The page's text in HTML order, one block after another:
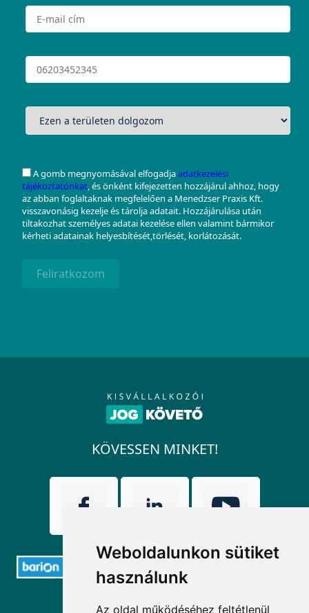
Weboldalunkon sütiket
használunk
Az oldal működéséhez feltétlenül
A gomb megnyomásával elfogadjaadatkezelési
tájékoztatónkat, és önként kifejezetten hozzájárul ahhoz, hogy
az abban foglaltaknak megfelelően a Menedzser Praxis Kft.
visszavonásig kezelje és tárolja adatait. Hozzájárulása után
tiltakozhat személyes adatai kezelése ellen valamint bármikor
kérheti adatainak helyesbítését,törlését, korlátozását.
Feliratkozom
KÖVESSEN MINKET!
ELÉRHETŐSÉGEK